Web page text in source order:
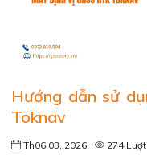
Hướng dẫn sử
Toknav
Th06 03, 2026 274